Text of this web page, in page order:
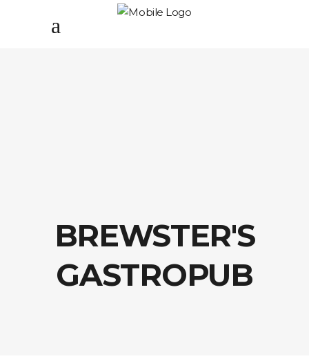
BREWSTER'S
GASTROPUB